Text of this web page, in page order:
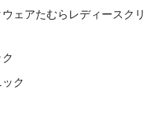
ェアたむらレディースクリ
ク